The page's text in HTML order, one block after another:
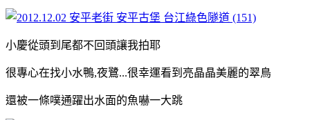
小慶從頭到尾都不回頭讓我拍耶
很專心在找小水鴨,夜鷺...很幸運看到亮晶晶美麗的翠鳥
還被一條噗通躍出水面的魚嚇一大跳